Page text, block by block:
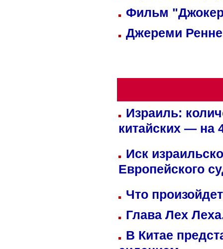
Фильм
Джереми
Израиль:
китайских — на
Иск
Европейского
Что
Глава Лех
В Китае